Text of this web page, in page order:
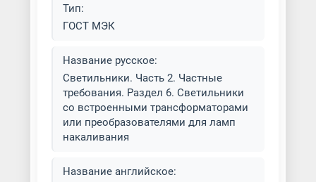
Тип:
ГОСТ МЭК
Название русское:
Светильники. Часть 2. Частные
требования. Раздел 6. Светильники
со встроенными трансформаторами
или преобразователями для ламп
накаливания
Название английское: